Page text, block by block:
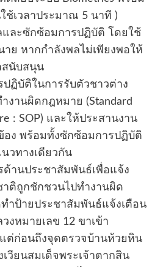
ช้เวลาประมาณ 5 นาที )
และซักซ้อมการปฏิบัติ โดยใช้
ย หากกำลังพลไม่เพียงพอให้
สนับสนุน
ปฏิบัติในการรับตัวชาวต่าง
งานผิดกฎหมาย (Standard
: SOP) และให้ประสานงาน
อง พร้อมทั้งซักซ้อมการปฏิบัติ
วทางเดียวกัน
ด้านประชาสัมพันธ์เพื่อแจ้ง
าติถูกชักชวนไปทำงานผิด
ำป้ายประชาสัมพันธ์แจ้งเตือน
งหมายเลข 12 ขาเข้า
ต่ก่อนถึงจุดตรวจบ้านห้วยหิน
วียนสมเด็จพระเจ้าตากสิน